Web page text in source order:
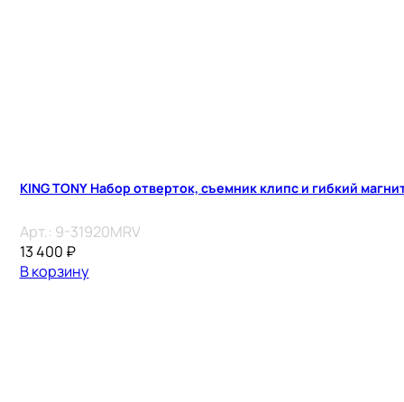
KING TONY Набор отверток, съемник клипс и гибкий
Арт.: 9-31920MRV
13 400 ₽
В корзину